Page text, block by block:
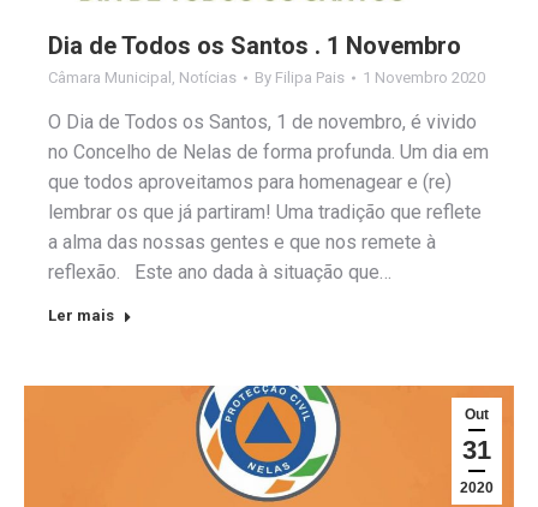
Dia de Todos os Santos . 1 Novembro
Câmara Municipal Notícias By Filipa Pais 1 Novembro 2020
O Dia de Todos os Santos, 1 de novembro, é vivido
no Concelho de Nelas de forma profunda. Um dia em
que todos aproveitamos para homenagear e (re)
lembrar os que já partiram! Uma tradição que reflete
a alma das nossas gentes e que nos remete à
reflexão. Este ano dada à situação que…
Ler mais
Out
31
2020